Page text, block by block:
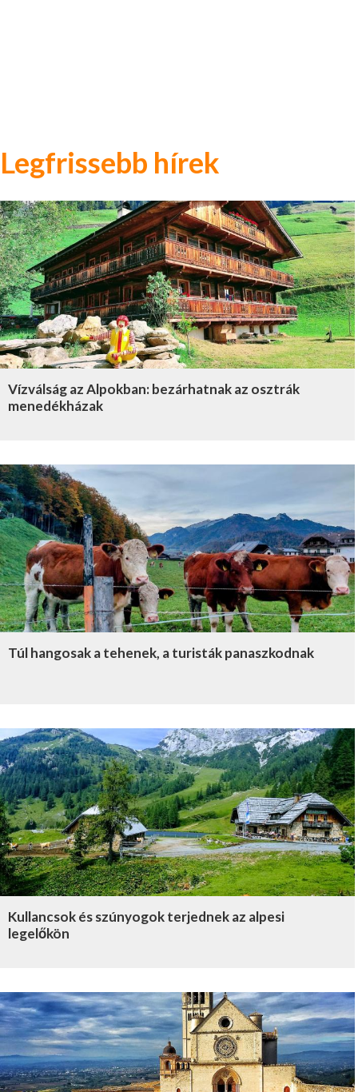
Legfrissebb hírek
Vízválság az Alpokban: bezárhatnak az osztrák
menedékházak
Túl hangosak a tehenek, a turisták panaszkodnak
Kullancsok és szúnyogok terjednek az alpesi
legelőkön